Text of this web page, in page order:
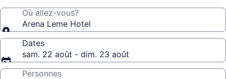
Où allez-vous?
Arena Leme Hotel
Dates
sam. 22 août - dim. 23 août
Personnes